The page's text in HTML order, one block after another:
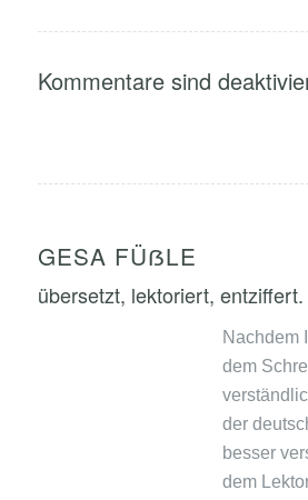
Kommentare sind
GESA FÜẞLE
übersetzt, lektoriert, entziffert.
Nachdem
dem
der
besser
dem